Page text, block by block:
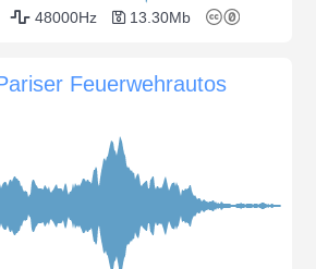
48000Hz 13.30Mb
Feuerwehrautos